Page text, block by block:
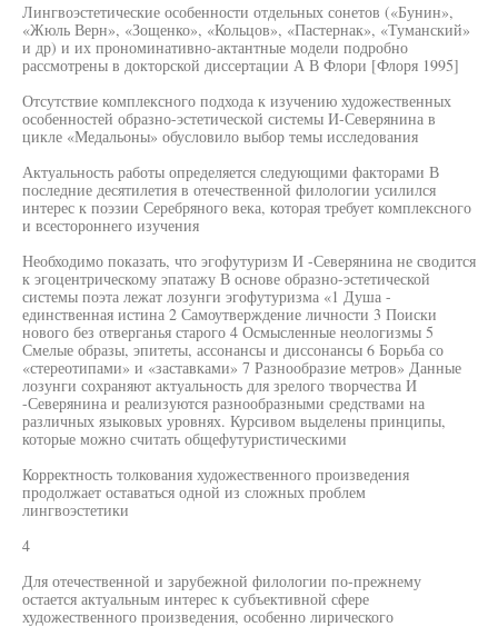
Лингвоэстетические особенности отдельных сонетов («Бунин»,
«Жюль Верн», «Зощенко», «Кольцов», «Пастернак», «Туманский»
и др) и их прономинативно-актантные модели подробно
рассмотрены в докторской диссертации А В Флори [Флоря 1995]
Отсутствие комплексного подхода к изучению художественных
особенностей образно-эстетической системы И-Северянина в
цикле «Медальоны» обусловило выбор темы исследования
Актуальность работы определяется следующими факторами В
последние десятилетия в отечественной филологии усилился
интерес к поэзии Серебряного века, которая требует комплексного
и всестороннего изучения
Необходимо показать, что эгофутуризм И -Северянина не сводится
к эгоцентрическому эпатажу В основе образно-эстетической
системы поэта лежат лозунги эгофутуризма «1 Душа -
единственная истина 2 Самоутверждение личности 3 Поиски
нового без отверганья старого 4 Осмысленные неологизмы 5
Смелые образы, эпитеты, ассонансы и диссонансы 6 Борьба со
«стереотипами» и «заставками» 7 Разнообразие метров» Данные
лозунги сохраняют актуальность для зрелого творчества И
-Северянина и реализуются разнообразными средствами на
различных языковых уровнях. Курсивом выделены принципы,
которые можно считать общефутуристическими
Корректность толкования художественного произведения
продолжает оставаться одной из сложных проблем
лингвоэстетики
4
Для отечественной и зарубежной филологии по-прежнему
остается актуальным интерес к субъективной сфере
художественного произведения, особенно лирического